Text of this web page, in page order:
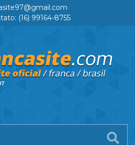
(16) 99164-8755